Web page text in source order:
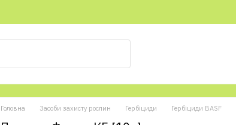
Головна Засоби захисту рослин Гербіциди Гербіциди BASF